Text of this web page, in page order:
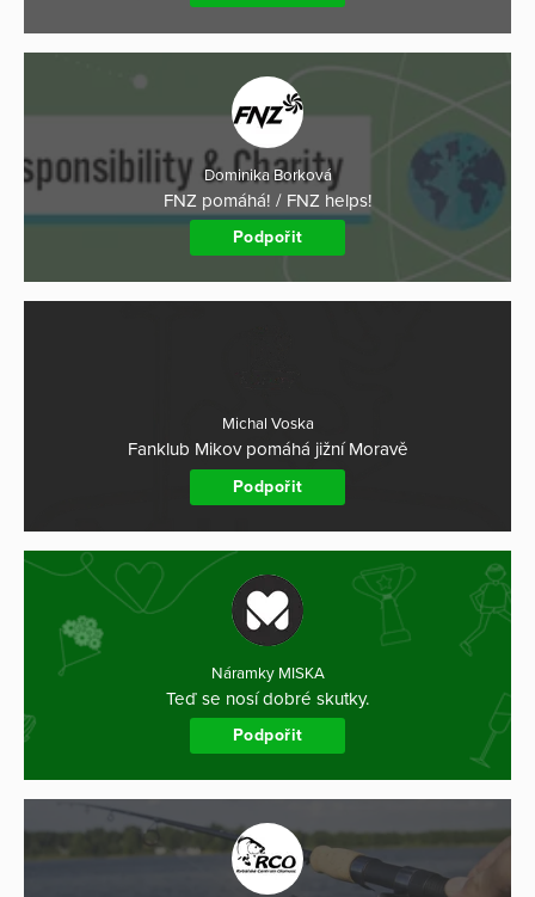
Dominika Borková
FNZ pomáhá! / FNZ helps!
Podpořit
Michal Voska
Fanklub Mikov pomáhá jižní Moravě
Podpořit
Náramky MISKA
Teď se nosí dobré skutky.
Podpořit